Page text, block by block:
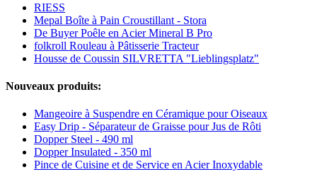
RIESS
Mepal Boîte à Pain Croustillant - Stora
De Buyer Poêle en Acier Mineral B Pro
folkroll Rouleau à Pâtisserie Tracteur
Housse de Coussin SILVRETTA "Lieblingsplatz"
Nouveaux produits:
Mangeoire à Suspendre en Céramique pour Oiseaux
Easy Drip - Séparateur de Graisse pour Jus de Rôti
Dopper Steel - 490 ml
Dopper Insulated - 350 ml
Pince de Cuisine et de Service en Acier Inoxydable